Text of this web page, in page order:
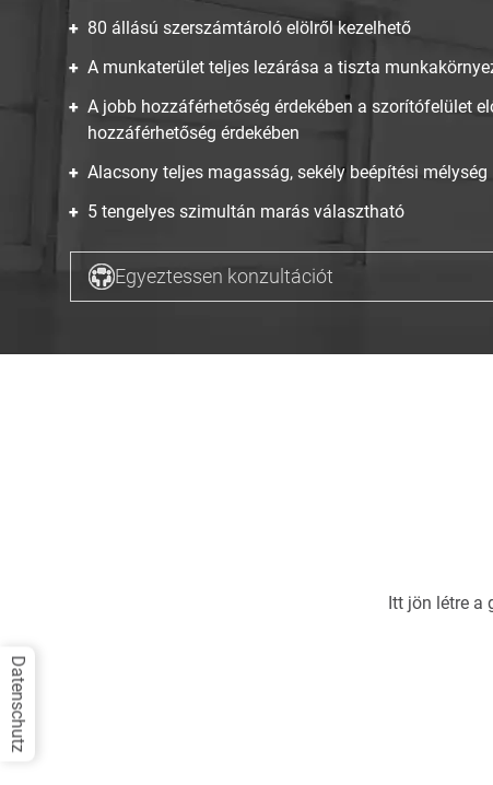
80 állású szerszámtároló elölről kezelhető
A munkaterület teljes lezárása a tiszta
A jobb hozzáférhetőség érdekében a szorítófelület
hozzáférhetőség érdekében
Alacsony teljes magasság, sekély beépítési mélység
5 tengelyes szimultán marás választható
Egyeztessen konzultációt
Itt jön létre a
Datenschutz